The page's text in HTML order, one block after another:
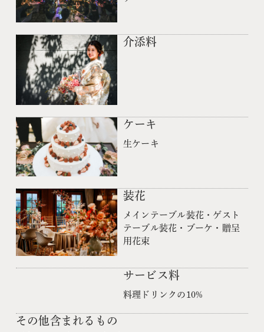
介添料
ケーキ
生ケーキ
装花
メインテーブル装花・ゲスト
テーブル装花・ブーケ・贈呈
用花束
サービス料
料理ドリンクの10%
その他含まれるもの